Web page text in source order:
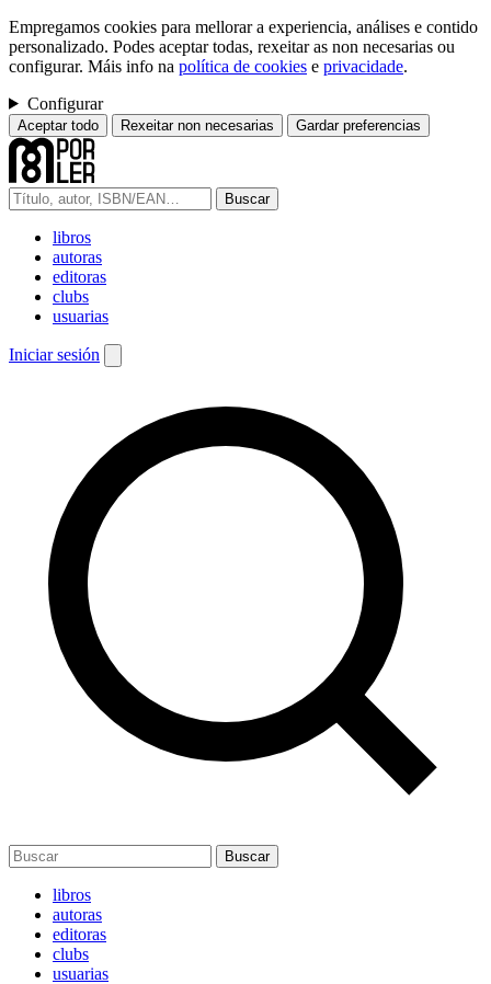
Empregamos cookies para mellorar a experiencia, análises e contido
personalizado. Podes aceptar todas, rexeitar as non necesarias ou
configurar. Máis info na política de cookies e privacidade.
Configurar
Aceptar todo Rexeitar non necesarias Gardar preferencias
Buscar
libros
autoras
editoras
clubs
usuarias
Iniciar sesión
Buscar
libros
autoras
editoras
clubs
usuarias